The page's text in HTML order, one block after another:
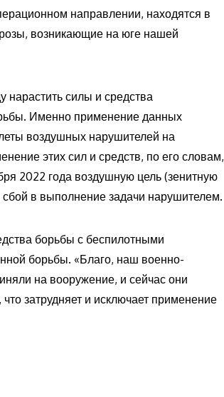
направлении, находятся в
возникающие на юге нашей
нарастить силы и средства
Именно применение данных
воздушных нарушителей на
этих сил и средств, по его словам,
2022 года воздушную цель (зенитную
в выполнение задачи нарушителем.
борьбы с беспилотными
борьбы. «Благо, наш военно-
на вооружение, и сейчас они
затрудняет и исключает применение